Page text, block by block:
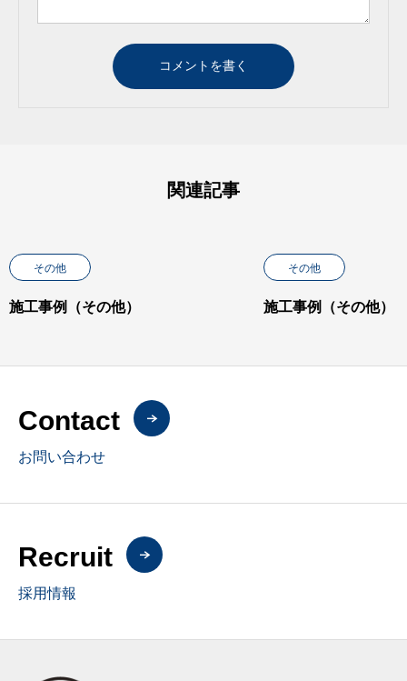
関連記事
その他
施工事例（その他）
その他
施工事例（その他）
Contact
お問い合わせ
Recruit
採用情報